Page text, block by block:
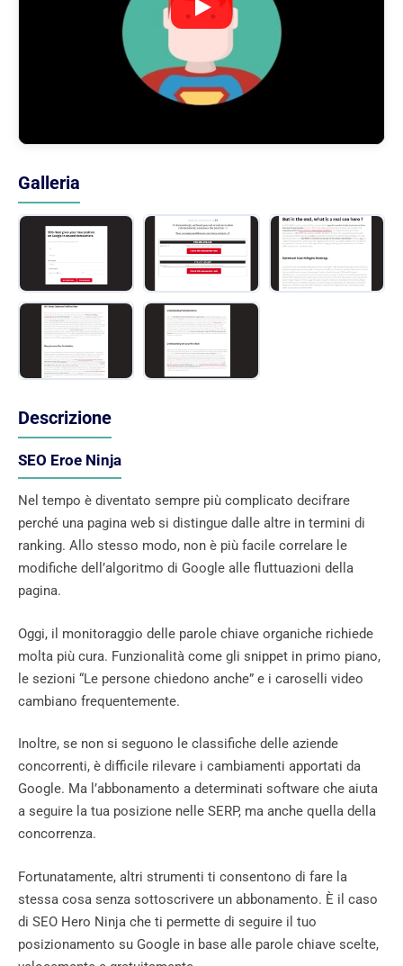
Galleria
Descrizione
SEO Eroe Ninja
Nel tempo è diventato sempre più complicato decifrare
perché una pagina web si distingue dalle altre in termini di
ranking. Allo stesso modo, non è più facile correlare le
modifiche dell’algoritmo di Google alle fluttuazioni della
pagina.
Oggi, il monitoraggio delle parole chiave organiche richiede
molta più cura. Funzionalità come gli snippet in primo piano,
le sezioni “Le persone chiedono anche” e i caroselli video
cambiano frequentemente.
Inoltre, se non si seguono le classifiche delle aziende
concorrenti, è difficile rilevare i cambiamenti apportati da
Google. Ma l’abbonamento a determinati software che aiuta
a seguire la tua posizione nelle SERP, ma anche quella della
concorrenza.
Fortunatamente, altri strumenti ti consentono di fare la
stessa cosa senza sottoscrivere un abbonamento. È il caso
di SEO Hero Ninja che ti permette di seguire il tuo
posizionamento su Google in base alle parole chiave scelte,